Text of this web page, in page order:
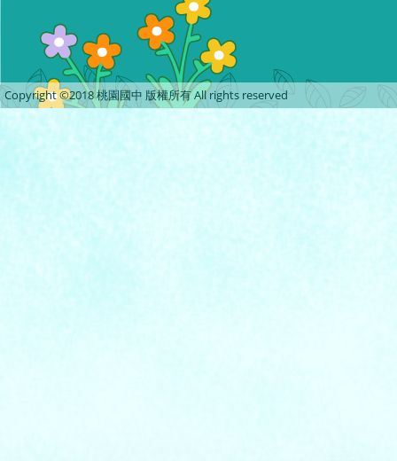
Copyright ©2018 桃園國中 版權所有 All rights reserved